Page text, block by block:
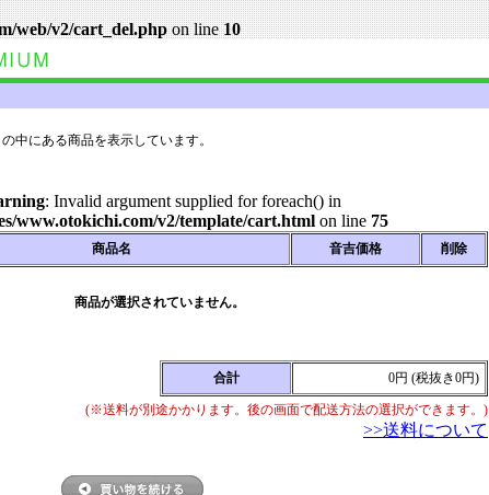
web/v2/cart_del.phpon line10
中にある商品を表示しています。
: Invalid argument supplied for foreach() in
www.otokichi.com/v2/template/cart.htmlon line 75
商品名 音吉価格 削除
商品が選択されていません。
合計 0円 (税抜き0円)
(※送料が別途かかります。後の画面で配送方法の選択ができます。)
>>送料について